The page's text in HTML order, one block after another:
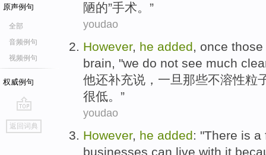
原声例句
全部
音频例句
视频例句
权威例句
go
top
返回词典
陋的”手术。”
youdao
However, he added, once those
brain, "we do not see much
他还补充说 ， 一旦 那些不溶性粒
很低。”
youdao
However, he added: "There is a
businesses can live with it